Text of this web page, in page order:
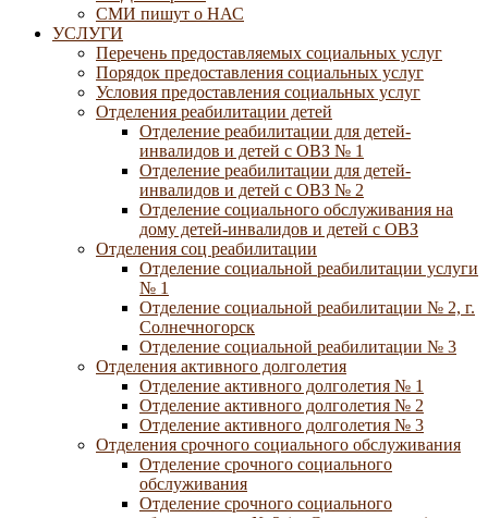
СМИ пишут о НАС
УСЛУГИ
Перечень предоставляемых социальных услуг
Порядок предоставления социальных услуг
Условия предоставления социальных услуг
Отделения реабилитации детей
Отделение реабилитации для детей-
инвалидов и детей с ОВЗ № 1
Отделение реабилитации для детей-
инвалидов и детей с ОВЗ № 2
Отделение социального обслуживания на
дому детей-инвалидов и детей с ОВЗ
Отделения соц реабилитации
Отделение социальной реабилитации услуги
№ 1
Отделение социальной реабилитации № 2, г.
Солнечногорск
Отделение социальной реабилитации № 3
Отделения активного долголетия
Отделение активного долголетия № 1
Отделение активного долголетия № 2
Отделение активного долголетия № 3
Отделения срочного социального обслуживания
Отделение срочного социального
обслуживания
Отделение срочного социального